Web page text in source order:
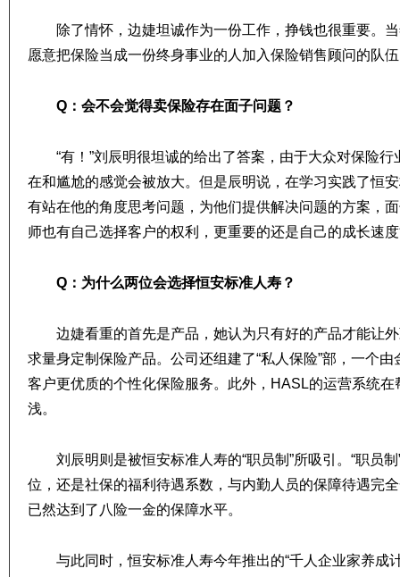
除了情怀，边婕坦诚作为一份工作，挣钱也很重要。
愿意把保险当成一份终身事业的人加入保险销售顾问的队
Q：会不会觉得卖保险存在面子问题？
“有！”刘辰明很坦诚的给出了答案，由于大众对保险
在和尴尬的感觉会被放大。但是辰明说，在学习实践了恒
有站在他的角度思考问题，为他们提供解决问题的方案，
师也有自己选择客户的权利，更重要的还是自己的成长速
Q：为什么两位会选择恒安标准人寿？
边婕看重的首先是产品，她认为只有好的产品才能让
求量身定制保险产品。公司还组建了“私人保险”部，一个
客户更优质的个性化保险服务。此外，HASL的运营系统
浅。
刘辰明则是被恒安标准人寿的“职员制”所吸引。“职员
位，还是社保的福利待遇系数，与内勤人员的保障待遇完
已然达到了八险一金的保障水平。
与此同时，恒安标准人寿今年推出的“千人企业家养